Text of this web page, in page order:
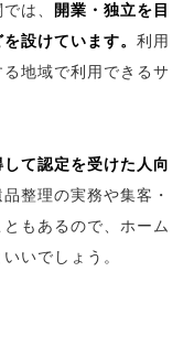
は、 開業・独立を目
設けています。利用
地域で利用できるサ
て認定を受けた人向
品整理の実務や集客・
もあるので、ホーム
いでしょう。